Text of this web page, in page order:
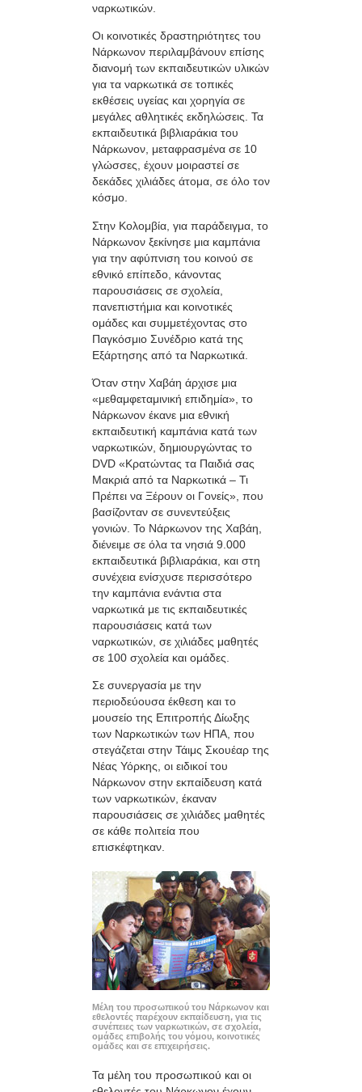
ναρκωτικών.
Οι κοινοτικές δραστηριότητες του
Νάρκωνον περιλαμβάνουν επίσης
διανομή των εκπαιδευτικών υλικών
για τα ναρκωτικά σε τοπικές
εκθέσεις υγείας και χορηγία σε
μεγάλες αθλητικές εκδηλώσεις. Τα
εκπαιδευτικά βιβλιαράκια του
Νάρκωνον, μεταφρασμένα σε 10
γλώσσες, έχουν μοιραστεί σε
δεκάδες χιλιάδες άτομα, σε όλο τον
κόσμο.
Στην Κολομβία, για παράδειγμα, το
Νάρκωνον ξεκίνησε μια καμπάνια
για την αφύπνιση του κοινού σε
εθνικό επίπεδο, κάνοντας
παρουσιάσεις σε σχολεία,
πανεπιστήμια και κοινοτικές
ομάδες και συμμετέχοντας στο
Παγκόσμιο Συνέδριο κατά της
Εξάρτησης από τα Ναρκωτικά.
Όταν στην Χαβάη άρχισε μια
«μεθαμφεταμινική επιδημία», το
Νάρκωνον έκανε μια εθνική
εκπαιδευτική καμπάνια κατά των
ναρκωτικών, δημιουργώντας το
DVD «Κρατώντας τα Παιδιά σας
Μακριά από τα Ναρκωτικά – Τι
Πρέπει να Ξέρουν οι Γονείς», που
βασίζονταν σε συνεντεύξεις
γονιών. Το Νάρκωνον της Χαβάη,
διένειμε σε όλα τα νησιά 9.000
εκπαιδευτικά βιβλιαράκια, και στη
συνέχεια ενίσχυσε περισσότερο
την καμπάνια ενάντια στα
ναρκωτικά με τις εκπαιδευτικές
παρουσιάσεις κατά των
ναρκωτικών, σε χιλιάδες μαθητές
σε 100 σχολεία και ομάδες.
Σε συνεργασία με την
περιοδεύουσα έκθεση και το
μουσείο της Επιτροπής Δίωξης
των Ναρκωτικών των ΗΠΑ, που
στεγάζεται στην Τάιμς Σκουέαρ της
Νέας Υόρκης, οι ειδικοί του
Νάρκωνον στην εκπαίδευση κατά
των ναρκωτικών, έκαναν
παρουσιάσεις σε χιλιάδες μαθητές
σε κάθε πολιτεία που
επισκέφτηκαν.
Μέλη του προσωπικού του Νάρκωνον και
εθελοντές παρέχουν εκπαίδευση, για τις
συνέπειες των ναρκωτικών, σε σχολεία,
ομάδες επιβολής του νόμου, κοινοτικές
ομάδες και σε επιχειρήσεις.
Τα μέλη του προσωπικού και οι